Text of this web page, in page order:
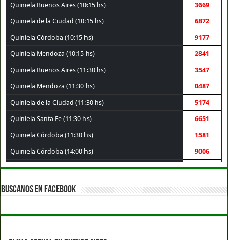
Quiniela Buenos Aires (10:15 hs) 3669
Quiniela de la Ciudad (10:15 hs) 6872
Quiniela Córdoba (10:15 hs) 9177
Quiniela Mendoza (10:15 hs) 2841
Quiniela Buenos Aires (11:30 hs) 3547
Quiniela Mendoza (11:30 hs) 0487
Quiniela de la Ciudad (11:30 hs) 5174
Quiniela Santa Fe (11:30 hs) 6651
Quiniela Córdoba (11:30 hs) 1581
Quiniela Córdoba (14:00 hs) 9006
Quiniela Santa Fe (14:00 hs) 3069
Quiniela Buenos Aires (14:00 hs)
Quiniela Mendoza (14:00 hs) 7340
BUSCANOS EN FACEBOOK